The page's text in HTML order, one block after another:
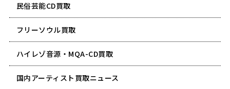
民俗芸能CD買取
フリーソウル買取
ハイレゾ音源・MQA-CD買取
国内アーティスト買取ニュース